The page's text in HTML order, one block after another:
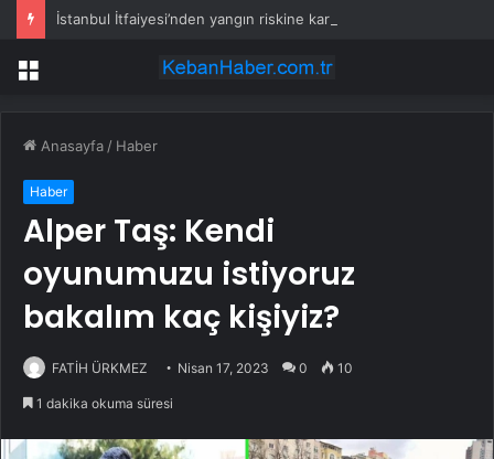
İstanbul İtfaiyesi’nden yangın riskine karşı videolu uyarı
Menü
Anasayfa / Haber
Haber
Alper Taş: Kendi
oyunumuzu istiyoruz
bakalım kaç kişiyiz?
FATİH ÜRKMEZ Nisan 17, 2023 0 10
1 dakika okuma süresi